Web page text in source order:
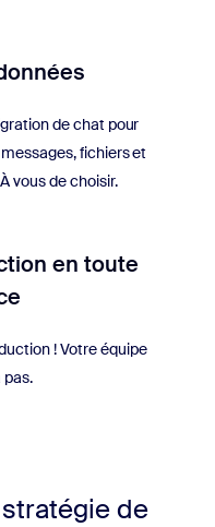
de chat pour
fichiers et
vous de choisir.
en toute
! Votre équipe
pas.
de